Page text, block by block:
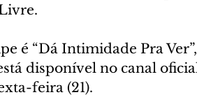
é “Dá Intimidade Pra
disponível no canal
feira (21).